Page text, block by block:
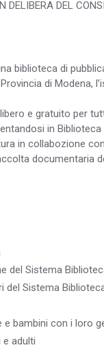
DELIBERA DEL
biblioteca di
di
e gratuito per
in
in collabozione
documentaria
del Sistema
Sistema
e bambini con i loro
adulti